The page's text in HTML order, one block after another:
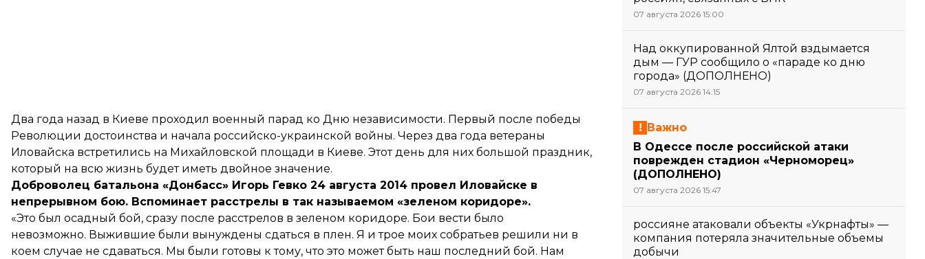
Два года назад в Киеве проходил военный парад ко Дню независимости. Первый после победы
Революции достоинства и начала российско-украинской войны. Через два года ветераны
Иловайска встретились на Михайловской площади в Киеве. Этот день для них большой праздник,
который на всю жизнь будет иметь двойное значение.
Доброволец батальона «Донбасс» Игорь Гевко 24 августа 2014 провел Иловайске в
непрерывном бою. Вспоминает расстрелы в так называемом «зеленом коридоре».
«Это был осадный бой, сразу после расстрелов в зеленом коридоре. Бои вести было
невозможно. Выжившие были вынуждены сдаться в плен. Я и трое моих собратьев решили ни в
коем случае не сдаваться. Мы были готовы к тому, что это может быть наш последний бой. Нам
07 августа 2026 15:00
Над оккупированной Ялтой вздымается
дым — ГУР сообщило о «параде ко дню
города» (ДОПОЛНЕНО)
07 августа 2026 14:15
Важно
В Одессе после российской атаки
поврежден стадион «Черноморец»
(ДОПОЛНЕНО)
07 августа 2026 15:47
россияне атаковали объекты «Укрнафты» —
компания потеряла значительные объемы
добычи